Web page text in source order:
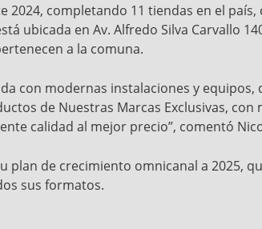
completando 11 tiendas en el
ubicada en Av. Alfredo Silva Carvallo
a la comuna.
con modernas instalaciones y
de Nuestras Marcas Exclusivas, con
calidad al mejor precio”, comentó
plan de crecimiento omnicanal a 2025,
sus formatos.